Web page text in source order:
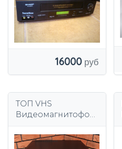
16000
ТОП VHS
Видеомагнитофон
уникальный